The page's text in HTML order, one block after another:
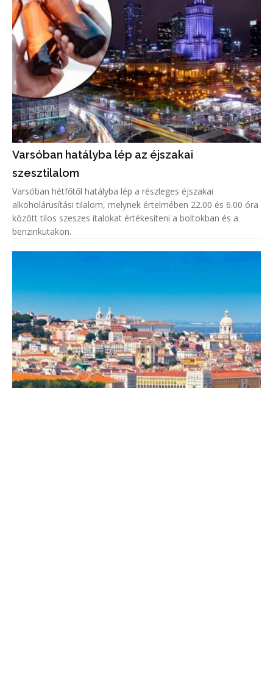
Varsóban hatályba lép az éjszakai
szesztilalom
Varsóban hétfőtől hatályba lép a részleges éjszakai
alkoholárusítási tilalom, melynek értelmében 22.00 és 6.00 óra
között tilos szeszes italokat értékesíteni a boltokban és a
benzinkutakon.